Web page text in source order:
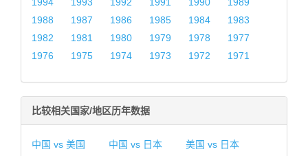
1988
1987 1986 1985 1984
1983
1982
1981 1980 1979 1978
1977
1976
1975 1974 1973 1972 1971
比较相关国家/地区历年数据
中国 vs 美国 中国 vs 日本
美国 vs 日本